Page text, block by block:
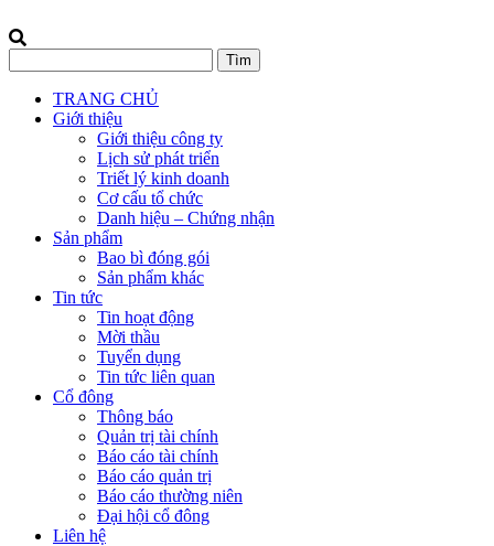
TRANG CHỦ
Giới thiệu
Giới thiệu công ty
Lịch sử phát triển
Triết lý kinh doanh
Cơ cấu tổ chức
Danh hiệu – Chứng nhận
Sản phẩm
Bao bì đóng gói
Sản phẩm khác
Tin tức
Tin hoạt động
Mời thầu
Tuyển dụng
Tin tức liên quan
Cổ đông
Thông báo
Quản trị tài chính
Báo cáo tài chính
Báo cáo quản trị
Báo cáo thường niên
Đại hội cổ đông
Liên hệ